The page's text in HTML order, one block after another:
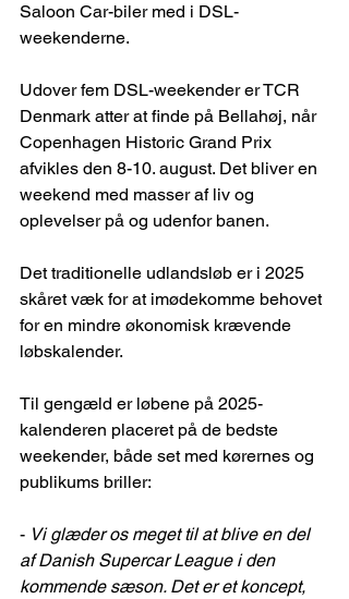
Saloon Car-biler med i DSL-
weekenderne.
Udover fem DSL-weekender er TCR
Denmark atter at finde på Bellahøj, når
Copenhagen Historic Grand Prix
afvikles den 8-10. august. Det bliver en
weekend med masser af liv og
oplevelser på og udenfor banen.
Det traditionelle udlandsløb er i 2025
skåret væk for at imødekomme behovet
for en mindre økonomisk krævende
løbskalender.
Til gengæld er løbene på 2025-
kalenderen placeret på de bedste
weekender, både set med kørernes og
publikums briller:
- Vi glæder os meget til at blive en del
af Danish Supercar League i den
kommende sæson. Det er et koncept,